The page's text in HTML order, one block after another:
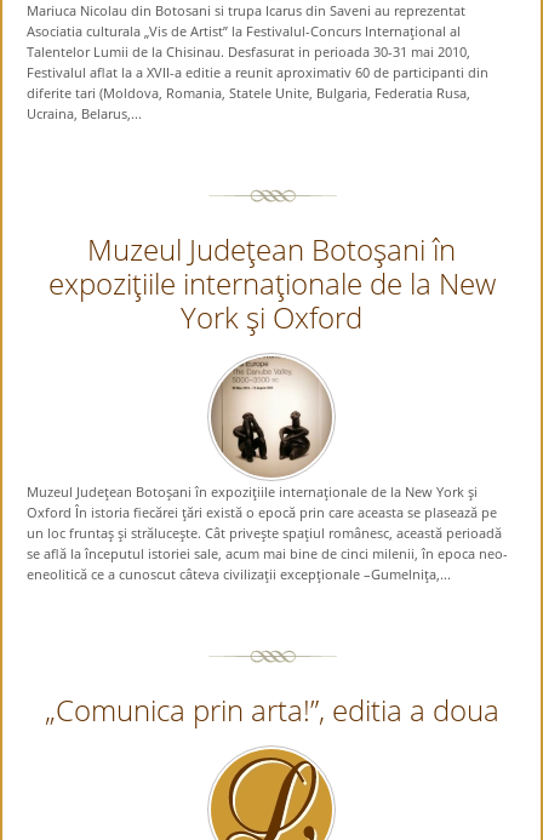
Mariuca Nicolau din Botosani si trupa Icarus din Saveni au reprezentat
Asociatia culturala „Vis de Artist” la Festivalul-Concurs Internaţional al
Talentelor Lumii de la Chisinau. Desfasurat in perioada 30-31 mai 2010,
Festivalul aflat la a XVII-a editie a reunit aproximativ 60 de participanti din
diferite tari (Moldova, Romania, Statele Unite, Bulgaria, Federatia Rusa,
Ucraina, Belarus,...
Muzeul Judeţean Botoşani în
expoziţiile internaţionale de la New
York şi Oxford
Muzeul Judeţean Botoşani în expoziţiile internaţionale de la New York şi
Oxford În istoria fiecărei ţări există o epocă prin care aceasta se plasează pe
un loc fruntaş şi străluceşte. Cât priveşte spaţiul românesc, această perioadă
se află la începutul istoriei sale, acum mai bine de cinci milenii, în epoca neo-
eneolitică ce a cunoscut câteva civilizaţii excepţionale –Gumelniţa,...
„Comunica prin arta!”, editia a doua